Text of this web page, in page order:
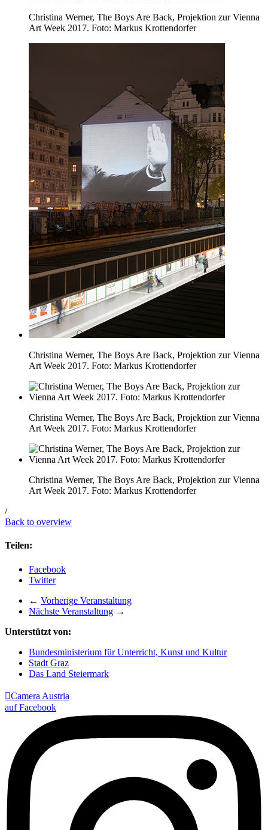
Christina Werner, The Boys Are Back, Projektion zur Vienna
Art Week 2017. Foto: Markus Krottendorfer
Christina Werner, The Boys Are Back, Projektion zur Vienna
Art Week 2017. Foto: Markus Krottendorfer
Christina Werner, The Boys Are Back, Projektion zur Vienna
Art Week 2017. Foto: Markus Krottendorfer
Christina Werner, The Boys Are Back, Projektion zur Vienna
Art Week 2017. Foto: Markus Krottendorfer
/
Back to overview
Teilen:
Facebook
Twitter
← Vorherige Veranstaltung
Nächste Veranstaltung →
Unterstützt von:
Bundesministerium für Unterricht, Kunst und Kultur
Stadt Graz
Das Land Steiermark
Camera Austria
auf Facebook